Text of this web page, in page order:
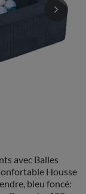
avec Balles
Housse
bleu foncé: